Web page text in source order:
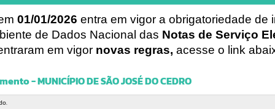
01/01/2026 entra em vigor a obrigatoriedade de
de Dados Nacional das Notas de Serviço
em vigor novas regras, acesse o link
- MUNICÍPIO DE SÃO JOSÉ DO CEDRO
CÓDIGO DA MENSAGEM: EST-000040
Ocorreu um erro de script:
Uncaught SyntaxError: Unexpected token '('
https://saojosedocedro.atende.net/static/bundle/wpo_index_2_base
_l2_portal_editores_sync_23ddad3d3a379f2cab0beb2e53c3958b.js?
Verificar Mais Detalhes